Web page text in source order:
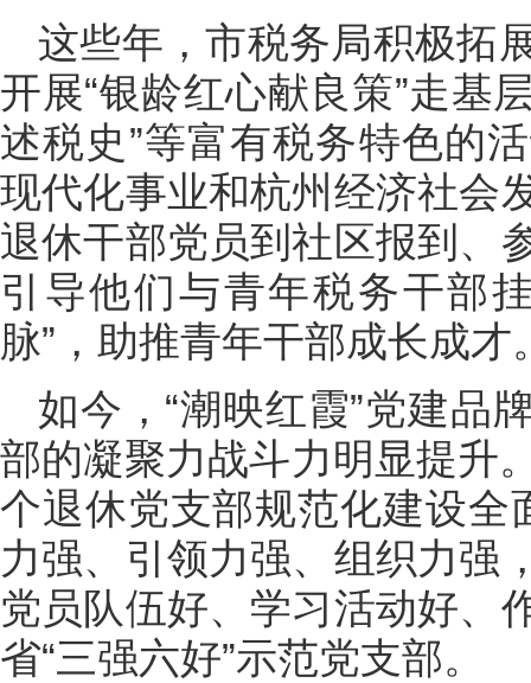
这些年，市税务局积极拓
开展“银龄红心献良策”走基
述税史”等富有税务特色的
现代化事业和杭州经济社会
退休干部党员到社区报到、
引导他们与青年税务干部
脉”，助推青年干部成长成才
如今，“潮映红霞”党建品
部的凝聚力战斗力明显提升
个退休党支部规范化建设全
力强、引领力强、组织力强
党员队伍好、学习活动好、
省“三强六好”示范党支部。